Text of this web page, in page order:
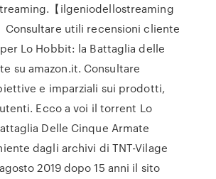
【ilgeniodellostreaming
Consultare utili recensioni cliente
Lo Hobbit: la Battaglia delle
su amazon.it. Consultare
e imparziali sui prodotti,
Ecco a voi il torrent Lo
Delle Cinque Armate
dagli archivi di TNT-Vilage
2019 dopo 15 anni il sito